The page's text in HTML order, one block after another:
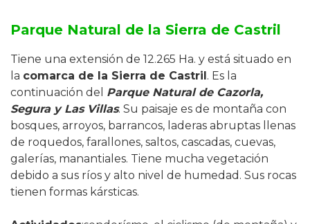
Parque Natural de la Sierra de Castril
Tiene una extensión de 12.265 Ha. y está situado en
la comarca de la Sierra de Castril . Es la
continuación del Parque Natural de Cazorla,
Segura y Las Villas. Su paisaje es de montaña con
bosques, arroyos, barrancos, laderas abruptas llenas
de roquedos, farallones, saltos, cascadas, cuevas,
galerías, manantiales. Tiene mucha vegetación
debido a sus ríos y alto nivel de humedad. Sus rocas
tienen formas kársticas.